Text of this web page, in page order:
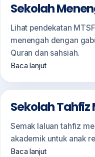
Sekolah
Lihat pendekatan
menengah dengan
Quran dan sahsiah.
Baca lanjut
Sekolah
Semak laluan tahfiz
akademik untuk anak
Baca lanjut